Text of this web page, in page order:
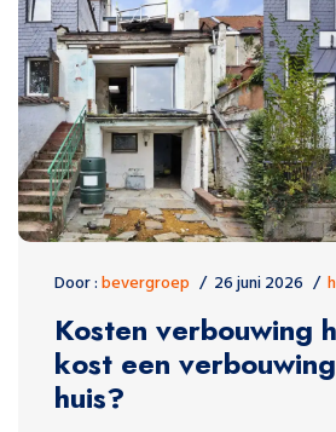
Door :bevergroep 26 juni 2026
Kosten verbouwing
kost een
huis?